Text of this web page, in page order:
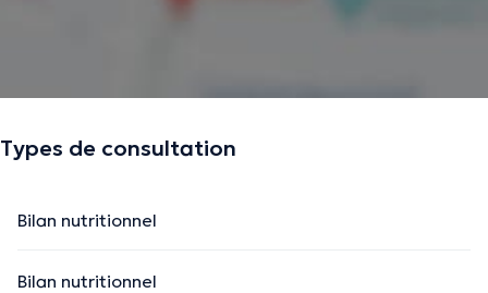
Types de consultation
Bilan nutritionnel
Bilan nutritionnel